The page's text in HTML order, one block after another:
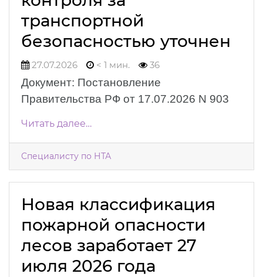
транспортной
безопасностью уточнен
27.07.2026 < 1 мин. 36
Документ: Постановление
Правительства РФ от 17.07.2026 N 903
Читать далее…
Специалисту по НТА
Новая классификация
пожарной опасности
лесов заработает 27
июля 2026 года